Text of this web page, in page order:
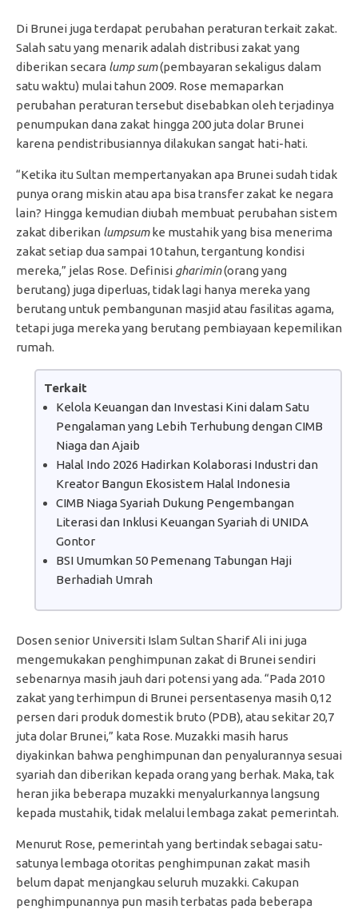
Di Brunei juga terdapat perubahan peraturan terkait zakat.
Salah satu yang menarik adalah distribusi zakat yang
diberikan secara lump sum(pembayaran sekaligus dalam
satu waktu) mulai tahun 2009. Rose memaparkan
perubahan peraturan tersebut disebabkan oleh terjadinya
penumpukan dana zakat hingga 200 juta dolar Brunei
karena pendistribusiannya dilakukan sangat hati-hati.
“Ketika itu Sultan mempertanyakan apa Brunei sudah tidak
punya orang miskin atau apa bisa transfer zakat ke negara
lain? Hingga kemudian diubah membuat perubahan sistem
zakat diberikan lumpsumke mustahik yang bisa menerima
zakat setiap dua sampai 10 tahun, tergantung kondisi
mereka,” jelas Rose. Definisi gharimin(orang yang
berutang) juga diperluas, tidak lagi hanya mereka yang
berutang untuk pembangunan masjid atau fasilitas agama,
tetapi juga mereka yang berutang pembiayaan kepemilikan
rumah.
Terkait
Kelola Keuangan dan Investasi Kini dalam Satu
Pengalaman yang Lebih Terhubung dengan CIMB
Niaga dan Ajaib
Halal Indo 2026 Hadirkan Kolaborasi Industri dan
Kreator Bangun Ekosistem Halal Indonesia
CIMB Niaga Syariah Dukung Pengembangan
Literasi dan Inklusi Keuangan Syariah di UNIDA
Gontor
BSI Umumkan 50 Pemenang Tabungan Haji
Berhadiah Umrah
Dosen senior Universiti Islam Sultan Sharif Ali ini juga
mengemukakan penghimpunan zakat di Brunei sendiri
sebenarnya masih jauh dari potensi yang ada. “Pada 2010
zakat yang terhimpun di Brunei persentasenya masih 0,12
persen dari produk domestik bruto (PDB), atau sekitar 20,7
juta dolar Brunei,” kata Rose. Muzakki masih harus
diyakinkan bahwa penghimpunan dan penyalurannya sesuai
syariah dan diberikan kepada orang yang berhak. Maka, tak
heran jika beberapa muzakki menyalurkannya langsung
kepada mustahik, tidak melalui lembaga zakat pemerintah.
Menurut Rose, pemerintah yang bertindak sebagai satu-
satunya lembaga otoritas penghimpunan zakat masih
belum dapat menjangkau seluruh muzakki. Cakupan
penghimpunannya pun masih terbatas pada beberapa